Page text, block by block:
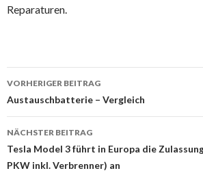
Reparaturen.
Beitrags-
Navigation
VORHERIGER BEITRAG
Austauschbatterie – Vergleich
NÄCHSTER BEITRAG
Tesla Model 3 führt in Europa die
PKW inkl. Verbrenner) an